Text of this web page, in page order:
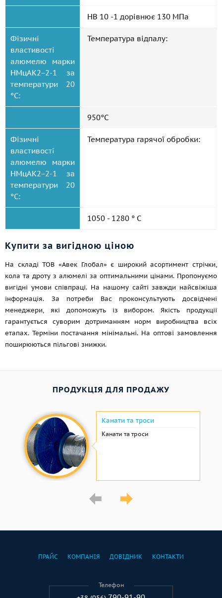
HB 10 -1 дорівнює 130 МПа
Фізичні
властивості
алюмелю марки
НМцАК2−2-1 за
температури 20
°C:
Температура відпалу:
950°C
Фізичні
властивості
алюмелю марки
НМцАК2−2-1 за
температури 20
°C:
Температура гарячої обробки:
1050 - 1280 ° C
Купити за вигідною ціною
На складі ТОВ «Авек Глобал» є широкий асортимент стрічки,
кола та дроту з алюмелі за оптимальними цінами. Пропонуємо
вигідні умови співпраці. На нашому сайті завжди найсвіжіша
інформація. За потреби Вас проконсультують досвідчені
менеджери, які допоможуть із вибором. Якість продукції
гарантується суворим дотриманням норм виробництва всіх
етапах. Терміни постачання мінімальні. На оптові замовлення
поширюються пільгові знижки.
ПРОДУКЦІЯ ДЛЯ ПРОДАЖУ
Канати та троси
Канати та троси
ПРАЙС КОМПАНІЯ ДОВІДНИК КОНТАКТИ
Телефон